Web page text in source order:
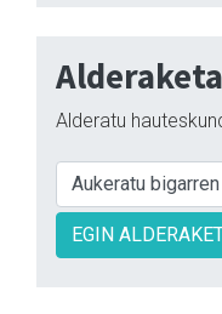
Alderaketa
Alderatu
EGIN